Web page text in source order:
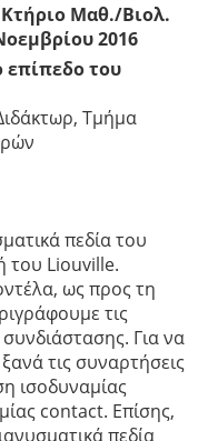
Μαθ./Βιολ.
2016
επίπεδο του
Τμήμα
πεδία του
του Liouville.
ως προς τη
τις
Για να
τις συναρτήσεις
ισοδυναμίας
contact. Επίσης,
πεδία